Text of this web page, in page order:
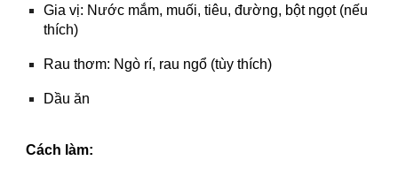
Gia vị: Nước mắm, muối, tiêu, đường, bột ngọt (nếu
thích)
Rau thơm: Ngò rí, rau ngổ (tùy thích)
Dầu ăn
Cách làm: